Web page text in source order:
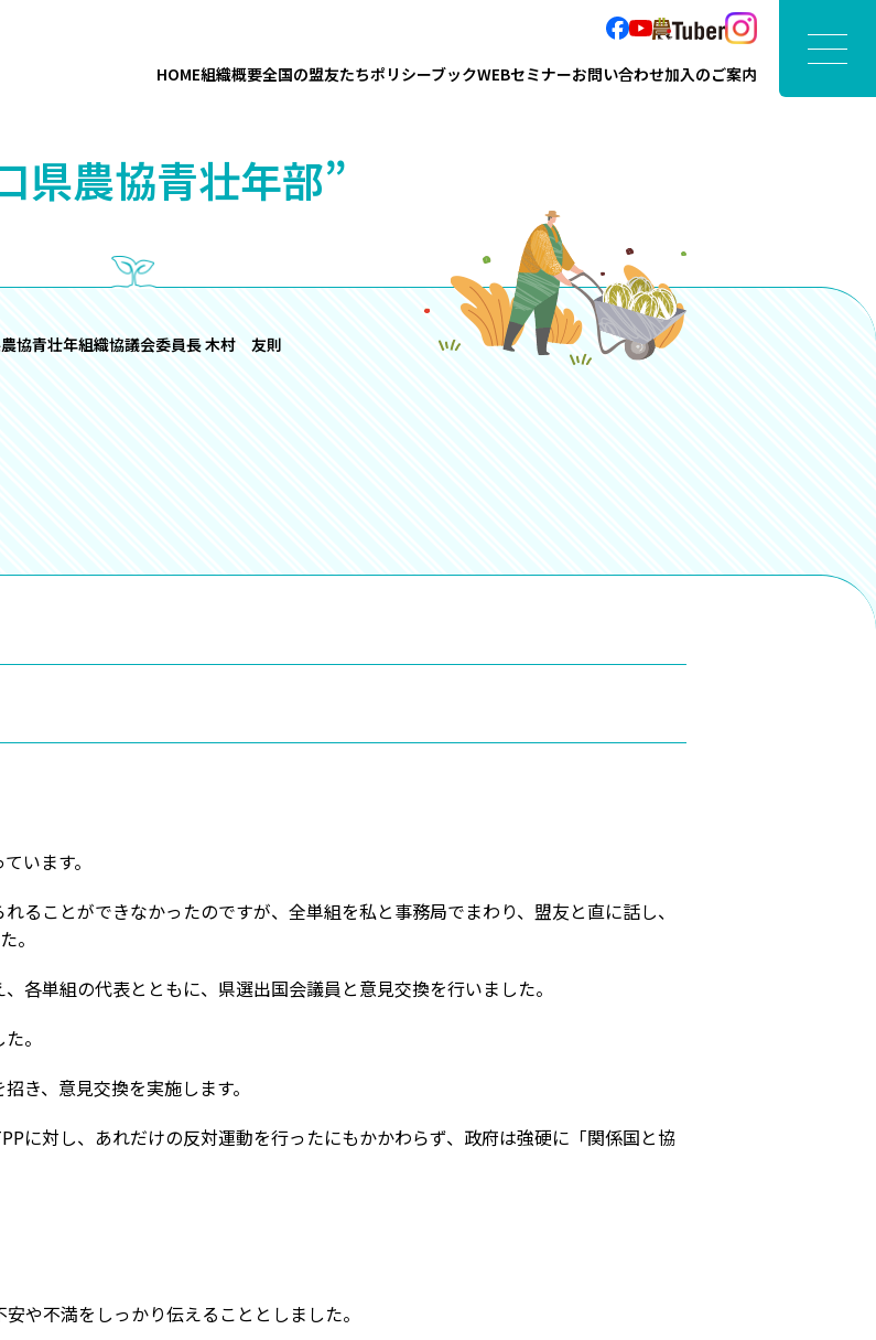
HOME組織概要全国の盟友たちポリシーブックWEBセミナーお問い合わせ加入のご案内
県農協青壮年部”
協青壮年組織協議会委員長 木村 友則
います。
ることができなかったのですが、全単組を私と事務局でまわり、盟友と直に話し、
。
各単組の代表とともに、県選出国会議員と意見交換を行いました。
。
き、意見交換を実施します。
に対し、あれだけの反対運動を行ったにもかかわらず、政府は強硬に「関係国と協
や不満をしっかり伝えることとしました。